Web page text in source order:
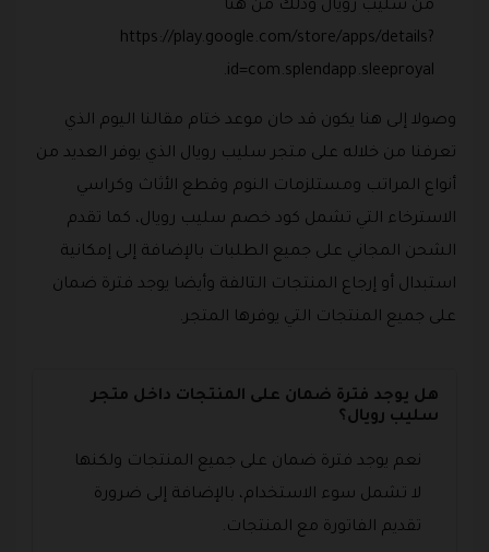
من سليب رويال وذلك من هنا
https://play.google.com/store/apps/details?
id=com.splendapp.sleeproyal.
وصولا إلى هنا يكون قد حان موعد ختام مقالنا اليوم الذي
تعرفنا من خلاله على متجر سليب رويال الذي يوفر العديد من
أنواع المراتب ومستلزمات النوم وقطع الأثاث وكراسي
الاسترخاء التي تشمل كود خصم سليب رويال، كما تقدم
الشحن المجاني على جميع الطلبات بالإضافة إلى إمكانية
استبدال أو إرجاع المنتجات التالفة وأيضا يوجد فترة ضمان
على جميع المنتجات التي يوفرها المتجر.
هل يوجد فترة ضمان على المنتجات داخل متجر
سليب رويال؟
نعم يوجد فترة ضمان على جميع المنتجات ولكنها
لا تشمل سوء الاستخدام، بالإضافة إلى ضرورة
تقديم الفاتورة مع المنتجات.